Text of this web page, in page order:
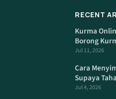
RECENT
Kurma
Borong
Jul 11, 2026
Cara
Supaya
Jul 4, 2026